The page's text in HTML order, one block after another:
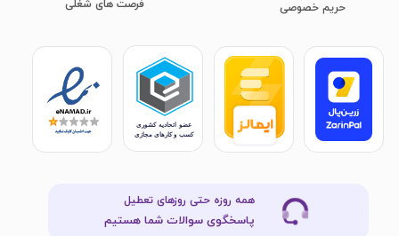
فرصت های شغلی
​​​​​​​حریم خصوصی
همه روزه حتی روزهای تعطیل
پاسخگوی سوالات شما هستیم